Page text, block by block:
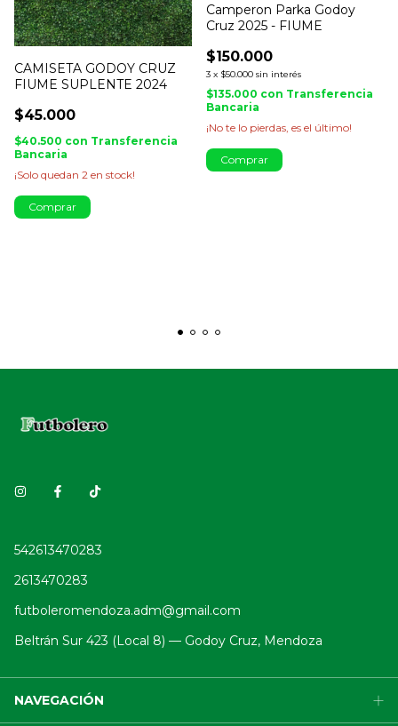
CAMISETA GODOY CRUZ
FIUME SUPLENTE 2024
$45.000
$40.500 con Transferencia
Bancaria
¡Solo quedan 2 en stock!
Comprar
Camperon Parka Godoy
Cruz 2025 - FIUME
$150.000
3 x $50.000 sin interés
$135.000 con Transferencia
Bancaria
¡No te lo pierdas, es el último!
Comprar
542613470283
2613470283
futboleromendoza.adm@gmail.com
Beltrán Sur 423 (Local 8) — Godoy Cruz, Mendoza
NAVEGACIÓN